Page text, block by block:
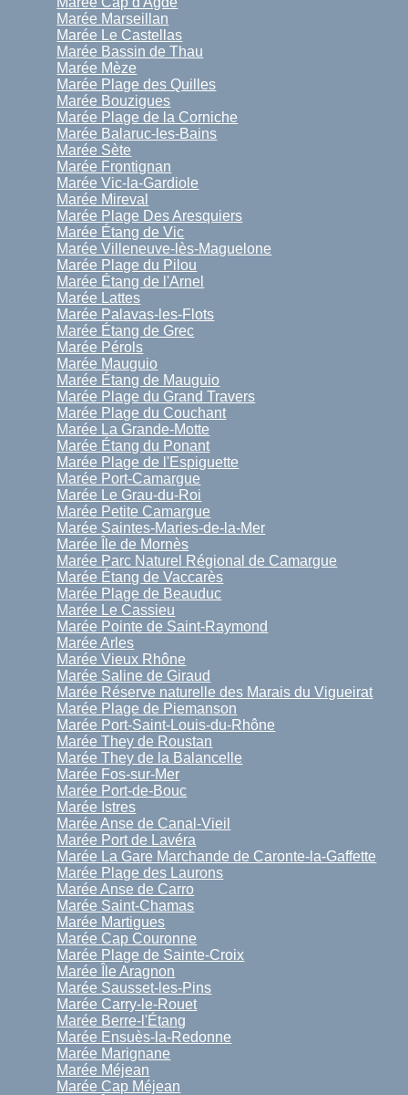
Marée Marseillan
Marée Le Castellas
Marée Bassin de Thau
Marée Mèze
Marée Plage des Quilles
Marée Bouzigues
Marée Plage de la Corniche
Marée Balaruc-les-Bains
Marée Sète
Marée Frontignan
Marée Vic-la-Gardiole
Marée Mireval
Marée Plage Des Aresquiers
Marée Étang de Vic
Marée Villeneuve-lès-Maguelone
Marée Plage du Pilou
Marée Étang de l'Arnel
Marée Lattes
Marée Palavas-les-Flots
Marée Étang de Grec
Marée Pérols
Marée Mauguio
Marée Étang de Mauguio
Marée Plage du Grand Travers
Marée Plage du Couchant
Marée La Grande-Motte
Marée Étang du Ponant
Marée Plage de l'Espiguette
Marée Port-Camargue
Marée Le Grau-du-Roi
Marée Petite Camargue
Marée Saintes-Maries-de-la-Mer
Marée Île de Mornès
Marée Parc Naturel Régional de Camargue
Marée Étang de Vaccarès
Marée Plage de Beauduc
Marée Le Cassieu
Marée Pointe de Saint-Raymond
Marée Arles
Marée Vieux Rhône
Marée Saline de Giraud
Marée Réserve naturelle des Marais du Vigueirat
Marée Plage de Piemanson
Marée Port-Saint-Louis-du-Rhône
Marée They de Roustan
Marée They de la Balancelle
Marée Fos-sur-Mer
Marée Port-de-Bouc
Marée Istres
Marée Anse de Canal-Vieil
Marée Port de Lavéra
Marée La Gare Marchande de Caronte-la-Gaffette
Marée Plage des Laurons
Marée Anse de Carro
Marée Saint-Chamas
Marée Martigues
Marée Cap Couronne
Marée Plage de Sainte-Croix
Marée Île Aragnon
Marée Sausset-les-Pins
Marée Carry-le-Rouet
Marée Berre-l'Étang
Marée Ensuès-la-Redonne
Marée Marignane
Marée Méjean
Marée Cap Méjean